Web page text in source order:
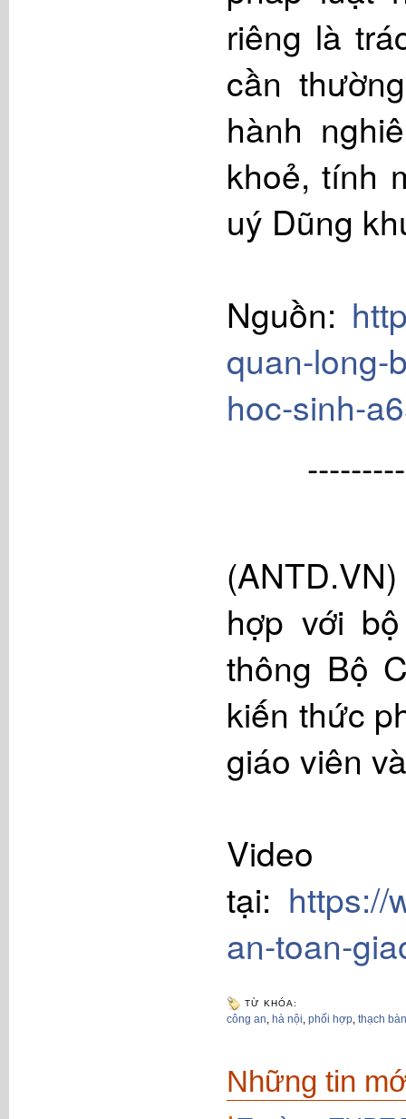
riêng là
cần
hành
khoẻ, tính
uý Dũng
Nguồn:
quan-long-
hoc-sinh-
hợp với
thông Bộ
kiến thức
giáo viên
tại: https://
an-toan-
TỪ KHÓA:
công an, hà nội, phối hợp, thạch bàn
Những tin